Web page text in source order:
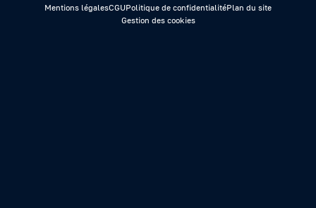
Mentions légalesCGUPolitique de confidentialitéPlan du site
Gestion des cookies